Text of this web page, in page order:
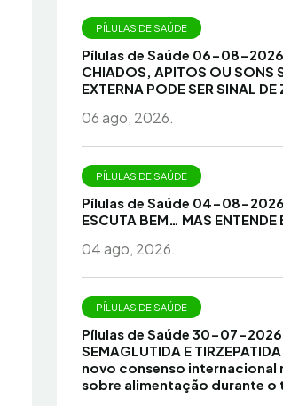
PÍLULAS DE SAÚDE
Pílulas de Saúde 06-08-2026
CHIADOS, APITOS OU SONS
EXTERNA PODE SER SINAL
06 ago, 2026.
PÍLULAS DE SAÚDE
Pílulas de Saúde 04-08-2026
ESCUTA BEM… MAS ENTENDE
04 ago, 2026.
PÍLULAS DE SAÚDE
Pílulas de Saúde 30-07-2026
SEMAGLUTIDA E
novo consenso internacional
sobre alimentação durante o